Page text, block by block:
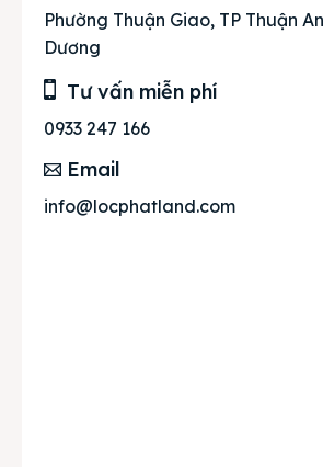
Phường Thuận Giao, TP Thuận
Dương
Tư vấn miễn phí
0933 247 166
Email
info@locphatland.com